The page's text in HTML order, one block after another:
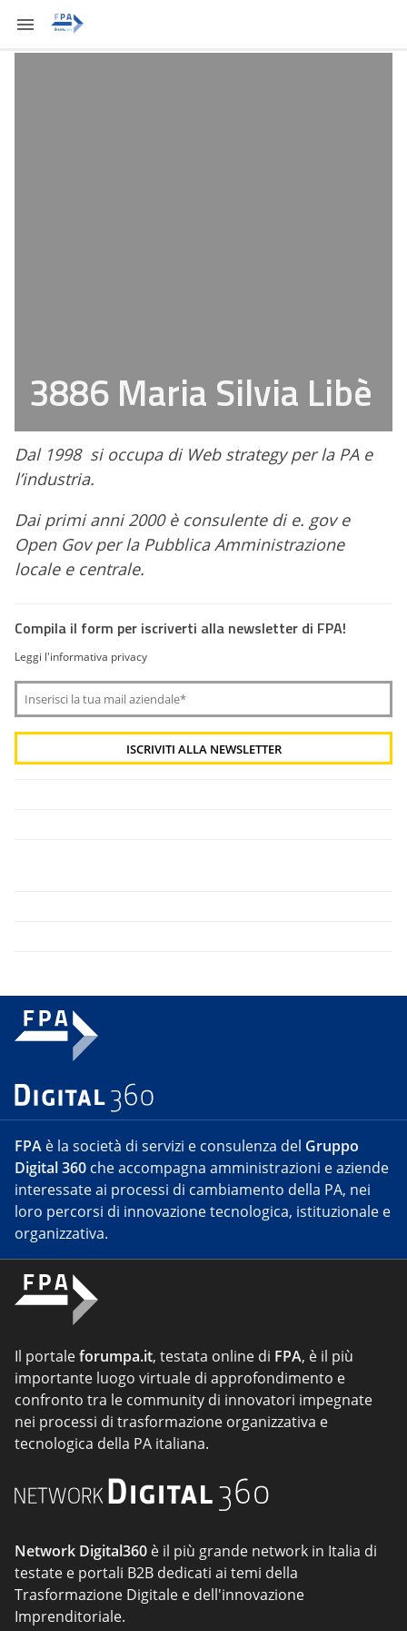
3886 Maria Silvia Libè
Dal 1998 si occupa di Web strategy per la PA e
l’industria.
Dai primi anni 2000 è consulente di e. gov e
Open Gov per la Pubblica Amministrazione
locale e centrale.
Compila il form per iscriverti alla newsletter di FPA!
Leggi l'informativa privacy
FPA è la società di servizi e consulenza del Gruppo
Digital 360 che accompagna amministrazioni e aziende
interessate ai processi di cambiamento della PA, nei
loro percorsi di innovazione tecnologica, istituzionale e
organizzativa.
Il portaleforumpa.it, testata online di FPA, è il più
importante luogo virtuale di approfondimento e
confronto tra le community di innovatori impegnate
nei processi di trasformazione organizzativa e
tecnologica della PA italiana.
Network Digital360 è il più grande network in Italia di
testate e portali B2B dedicati ai temi della
Trasformazione Digitale e dell'innovazione
Imprenditoriale.